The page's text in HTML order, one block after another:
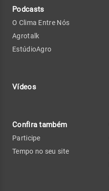
Podcasts
O Clima Entre Nós
Agrotalk
EstúdioAgro
Vídeos
Confira também
Participe
Tempo no seu site